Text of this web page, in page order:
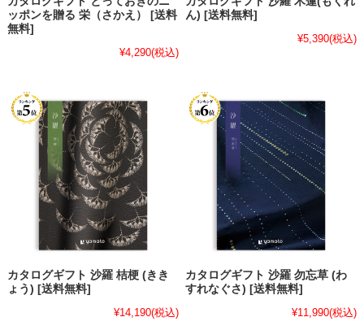
ッポンを贈る 栄（さかえ） [送料
無料]
¥4,290(税込)
ん) [送料無料]
¥5,390(税込)
カタログギフト 沙羅 桔梗 (きき
ょう) [送料無料]
¥14,190(税込)
カタログギフト 沙羅 勿忘草 (わ
すれなぐさ) [送料無料]
¥11,990(税込)